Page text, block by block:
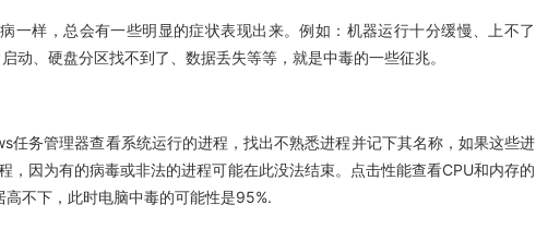
样，总会有一些明显的症状表现出来。例如：机器运行十分缓慢、上不了
、硬盘分区找不到了、数据丢失等等，就是中毒的一些征兆。
管理器查看系统运行的进程，找出不熟悉进程并记下其名称，如果这些进
因为有的病毒或非法的进程可能在此没法结束。点击性能查看CPU和内存的
不下，此时电脑中毒的可能性是95%.